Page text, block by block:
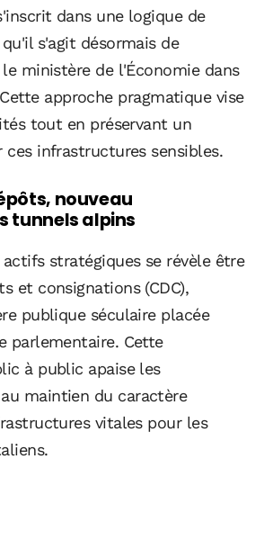
dans une logique de
s'agit désormais de
le ministère de l'Économie dans
approche pragmatique vise
tout en préservant un
infrastructures sensibles.
nouveau
tunnels alpins
actifs stratégiques se révèle être
et consignations (CDC),
publique séculaire placée
parlementaire. Cette
à public apaise les
maintien du caractère
vitales pour les